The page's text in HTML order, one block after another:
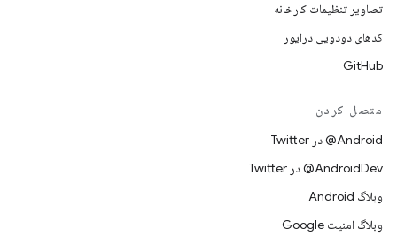
تصاویر تنظیمات کارخانه
کدهای دودویی درایور
GitHub
متصل کردن
Android@ در Twitter
AndroidDev@ در Twitter
وبلاگ Android
وبلاگ امنیت Google